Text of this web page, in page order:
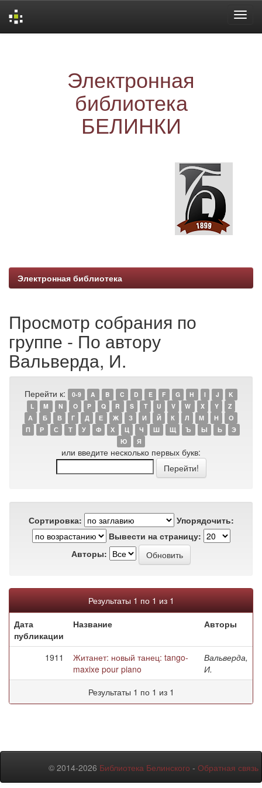
Электронная
библиотека
БЕЛИНКИ
Электронная библиотека
Просмотр собрания по
группе - По автору
Вальверда, И.
Перейти к: 0-9 A B C D E F G H I J
K
L
M N O P Q R S T U V W X Y
Z
А
Б В Г Д Е Ж З И Й К Л М Н
О
П
Р С Т У Ф Х Ц Ч Ш Щ Ъ Ы Ь
Э
Ю
Я
или введите несколько первых букв:
Сортировка:
Упорядочить:
Вывести на страницу:
Авторы:
Результаты 1 по 1 из 1
Дата
публикации
Название Авторы
1911
Житанет: новый танец: tango-
maxixe pour piano
Вальверда,
И.
Результаты 1 по 1 из 1
© 2014-2026 Библиотека Белинского - Обратная связь